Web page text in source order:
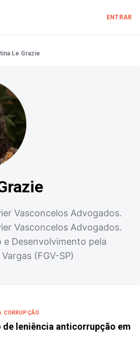
ENTRAR
Le Grazie
Vasconcelos Advogados.
Vasconcelos Advogados.
e Desenvolvimento pela
(FGV-SP)
CORRUPÇÃO
de leniência anticorrupção em